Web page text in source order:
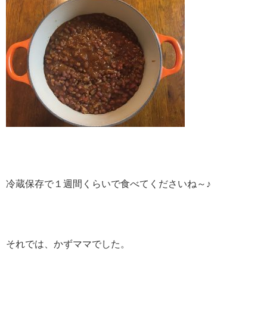
冷蔵保存で１週間くらいで食べてくださいね～♪
それでは、かずママでした。